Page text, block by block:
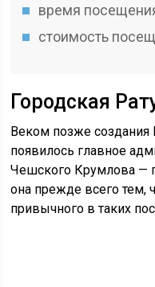
время
стоимость
Городская
Веком позже создания
появилось главное
Чешского Крумлова —
она прежде всего тем,
привычного в таких